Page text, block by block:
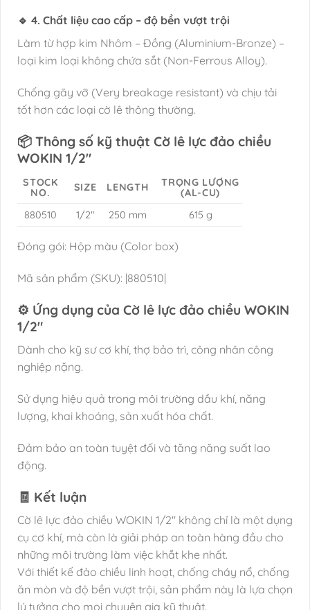
🔹 4. Chất liệu cao cấp – độ bền vượt trội
Làm từ hợp kim Nhôm – Đồng (Aluminium-Bronze) –
loại kim loại không chứa sắt (Non-Ferrous Alloy).
Chống gãy vỡ (Very breakage resistant) và chịu tải
tốt hơn các loại cờ lê thông thường.
📦 Thông số kỹ thuật Cờ lê lực đảo chiều
WOKIN 1/2″
STOCK
NO.
SIZE LENGTH
TRỌNG LƯỢNG
(AL-CU)
880510
1/2″ 250 mm 615 g
Đóng gói: Hộp màu (Color box)
Mã sản phẩm (SKU): |880510|
⚙️ Ứng dụng của Cờ lê lực đảo chiều WOKIN
1/2″
Dành cho kỹ sư cơ khí, thợ bảo trì, công nhân công
nghiệp nặng.
Sử dụng hiệu quả trong môi trường dầu khí, năng
lượng, khai khoáng, sản xuất hóa chất.
Đảm bảo an toàn tuyệt đối và tăng năng suất lao
động.
🧾 Kết luận
Cờ lê lực đảo chiều WOKIN 1/2″ không chỉ là một dụng
cụ cơ khí, mà còn là giải pháp an toàn hàng đầu cho
những môi trường làm việc khắt khe nhất.
Với thiết kế đảo chiều linh hoạt, chống cháy nổ, chống
ăn mòn và độ bền vượt trội, sản phẩm này là lựa chọn
lý tưởng cho mọi chuyên gia kỹ thuật.